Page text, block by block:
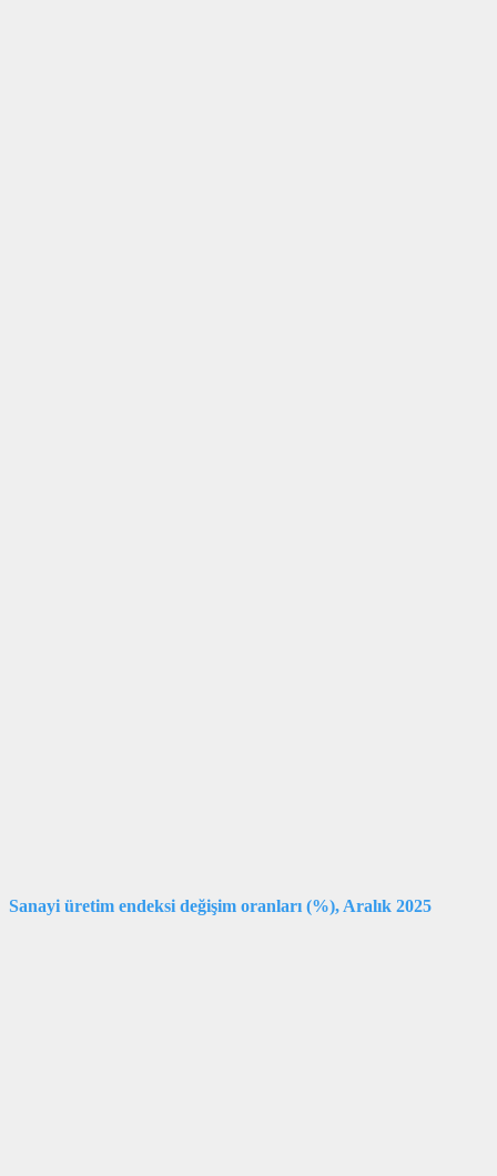
Sanayi üretim endeksi değişim oranları (%), Aralık 2025